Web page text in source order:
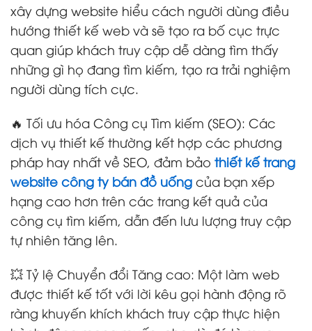
xây dựng website hiểu cách người dùng điều
hướng thiết kế web và sẽ tạo ra bố cục trực
quan giúp khách truy cập dễ dàng tìm thấy
những gì họ đang tìm kiếm, tạo ra trải nghiệm
người dùng tích cực.
🔥 Tối ưu hóa Công cụ Tìm kiếm (SEO): Các
dịch vụ thiết kế thường kết hợp các phương
pháp hay nhất về SEO, đảm bảo thiết kế trang
website công ty bán đồ uống của bạn xếp
hạng cao hơn trên các trang kết quả của
công cụ tìm kiếm, dẫn đến lưu lượng truy cập
tự nhiên tăng lên.
💥 Tỷ lệ Chuyển đổi Tăng cao: Một làm web
được thiết kế tốt với lời kêu gọi hành động rõ
ràng khuyến khích khách truy cập thực hiện